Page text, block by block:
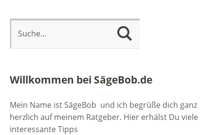
Willkommen bei SägeBob.de
Mein Name ist SägeBob und ich begrüße dich ganz
herzlich auf meinem Ratgeber. Hier erhälst Du viele
interessante Tipps